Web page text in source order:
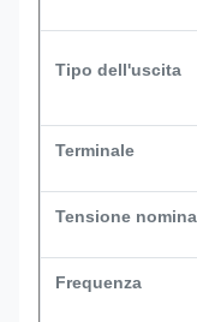
Tipo dell'uscita
Terminale
Tensione
Frequenza